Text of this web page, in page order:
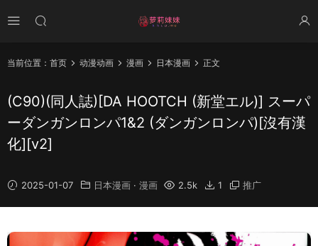
当前位置： 首页 动漫动画 漫画 日本漫画 正文
(C90)(同人誌)[DA HOOTCH (新堂エル)] スーパ
ーダンガンロンパ1&2 (ダンガンロンパ)[沒有漢
化][v2]
2025-01-07 日本漫画 · 漫画 2.5k 1 推广